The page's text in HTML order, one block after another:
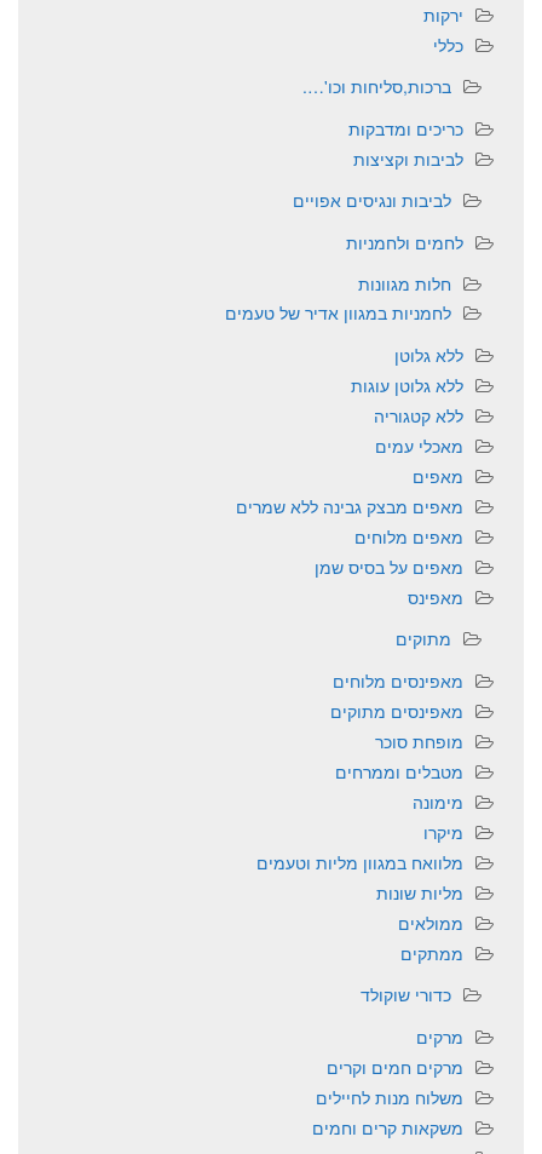
ירקות
כללי
ברכות,סליחות וכו'….
כריכים ומדבקות
לביבות וקציצות
לביבות ונגיסים אפויים
לחמים ולחמניות
חלות מגוונות
לחמניות במגוון אדיר של טעמים
ללא גלוטן
ללא גלוטן עוגות
ללא קטגוריה
מאכלי עמים
מאפים
מאפים מבצק גבינה ללא שמרים
מאפים מלוחים
מאפים על בסיס שמן
מאפינס
מתוקים
מאפינסים מלוחים
מאפינסים מתוקים
מופחת סוכר
מטבלים וממרחים
מימונה
מיקרו
מלוואח במגוון מליות וטעמים
מליות שונות
ממולאים
ממתקים
כדורי שוקולד
מרקים
מרקים חמים וקרים
משלוח מנות לחיילים
משקאות קרים וחמים